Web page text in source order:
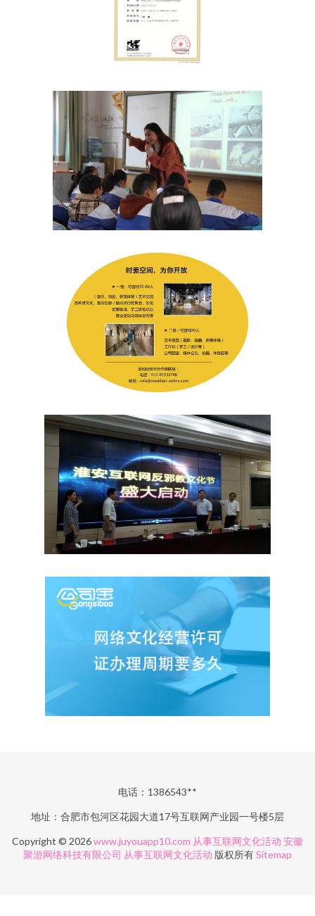
电话：1386543**
地址：合肥市包河区花园大道17号互联网产业园一号楼5层
Copyright © 2026www.juyouapp10.com 从事互联网文化活动 安徽
聚游网络科技有限公司 从事互联网文化活动 版权所有Sitemap